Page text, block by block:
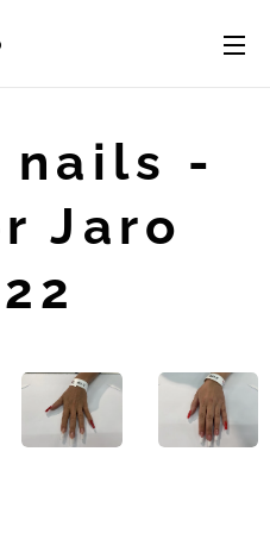
nails -
Jaro